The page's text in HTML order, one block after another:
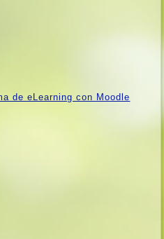
de eLearning con Moodle